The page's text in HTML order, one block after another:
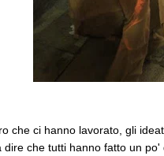
che ci hanno lavorato, gli
che tutti hanno fatto un